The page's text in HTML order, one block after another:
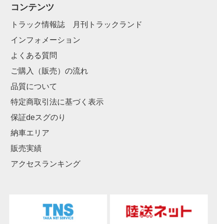
コンテンツ
トラック情報誌 月刊トラックランド
インフォメーション
よくある質問
ご購入（販売）の流れ
品質について
特定商取引法に基づく表示
保証deスグのり
納車エリア
販売実績
アクセスランキング